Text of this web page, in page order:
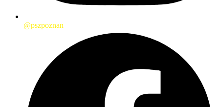
@pszpoznan